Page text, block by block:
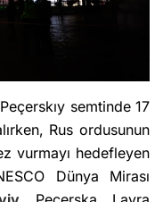
semtinde 17
Rus ordusunun
vurmayı hedefleyen
Dünya Mirası